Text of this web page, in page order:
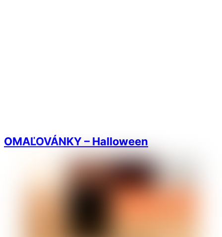
OMAĽOVÁNKY – Halloween